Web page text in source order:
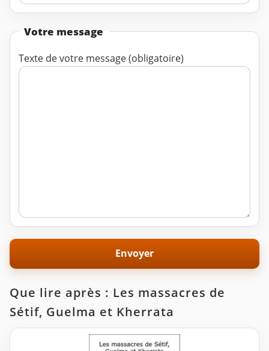
Votre message
Texte de votre message (obligatoire)
Que lire après : Les massacres de
Sétif, Guelma et Kherrata